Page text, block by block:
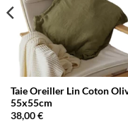
Taie Oreiller Lin Coton
55x55cm
38,00€